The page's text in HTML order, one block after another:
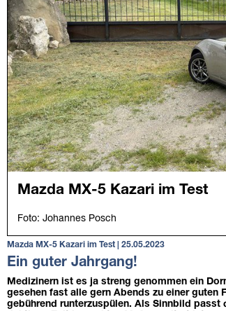
Mazda MX-5 Kazari im Test | 25.05.2023
Ein guter Jahrgang!
Medizinern ist es ja streng genommen ein
gesehen fast alle gern Abends zu einer guten
gebührend runterzuspülen. Als Sinnbild